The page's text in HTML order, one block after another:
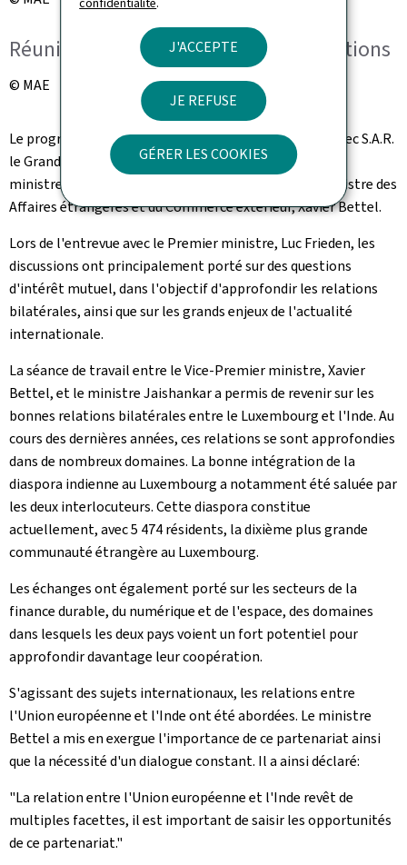
J'ACCEPTE
JE REFUSE
GÉRER LES COOKIES
Réunion de travail élargie aux délégations
© MAE
Le programme de la visite comprenait une audience avec S.A.R.
le Grand-Duc, ainsi que des entretiens avec le Premier
ministre, Luc Frieden, et le Vice-Premier ministre, ministre des
Affaires étrangères et du Commerce extérieur, Xavier Bettel.
Lors de l'entrevue avec le Premier ministre, Luc Frieden, les
discussions ont principalement porté sur des questions
d'intérêt mutuel, dans l'objectif d'approfondir les relations
bilatérales, ainsi que sur les grands enjeux de l'actualité
internationale.
La séance de travail entre le Vice-Premier ministre, Xavier
Bettel, et le ministre Jaishankar a permis de revenir sur les
bonnes relations bilatérales entre le Luxembourg et l'Inde. Au
cours des dernières années, ces relations se sont approfondies
dans de nombreux domaines. La bonne intégration de la
diaspora indienne au Luxembourg a notamment été saluée par
les deux interlocuteurs. Cette diaspora constitue
actuellement, avec 5 474 résidents, la dixième plus grande
communauté étrangère au Luxembourg.
Les échanges ont également porté sur les secteurs de la
finance durable, du numérique et de l'espace, des domaines
dans lesquels les deux pays voient un fort potentiel pour
approfondir davantage leur coopération.
S'agissant des sujets internationaux, les relations entre
l'Union européenne et l'Inde ont été abordées. Le ministre
Bettel a mis en exergue l'importance de ce partenariat ainsi
que la nécessité d'un dialogue constant. Il a ainsi déclaré:
"La relation entre l'Union européenne et l'Inde revêt de
multiples facettes, il est important de saisir les opportunités
de ce partenariat."